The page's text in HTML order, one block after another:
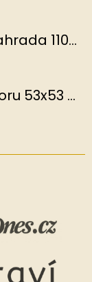
Hedvábný šátek Japonská zahrada 110x110 cm v dárkovém balení, HEDVÁBNÝ SVĚT
Hedvábný šátek Květy hrachoru 53x53 cm v dárkovém balení, HEDVÁBNÝ SVĚT